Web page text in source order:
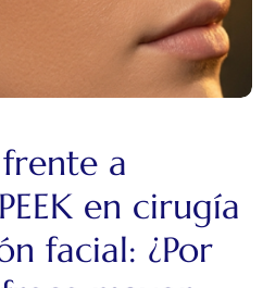
a
en cirugía
facial: ¿Por